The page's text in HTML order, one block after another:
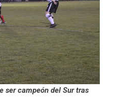
ser campeón del Sur tras